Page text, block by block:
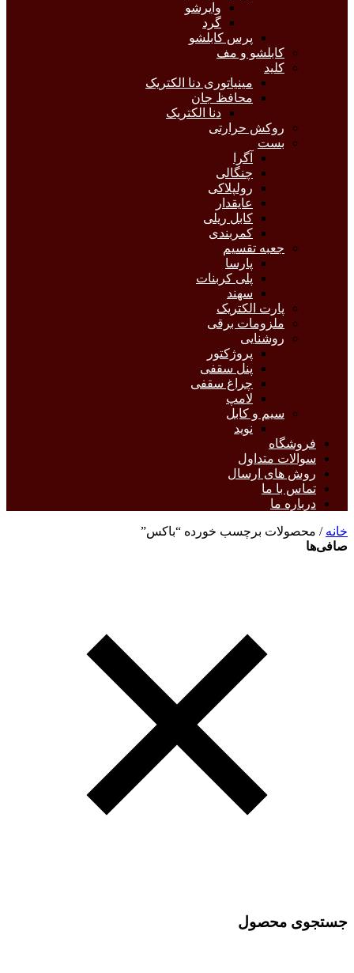
وایرشو
گرد
پرس کابلشو
کابلشو و مف
کلید
مینیاتوری دنا الکتریک
محافظ جان
دنا الکتریک
روکش حرارتی
بست
آگرا
چنگالی
رولپلاکی
عایقدار
کابل ریلی
کمربندی
جعبه تقسیم
پارسا
پلی کربنات
سهند
پارت الکتریک
ملزومات برقی
روشنایی
پروژکتور
پنل سقفی
چراغ سقفی
لامپ
سیم و کابل
نوید
فروشگاه
سوالات متداول
روش های ارسال
تماس با ما
درباره ما
خانه / محصولات برچسب خورده “باکس”
صافی‌ها
جستجوی محصول